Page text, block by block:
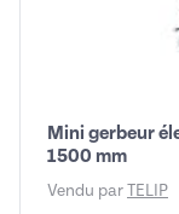
Mini gerbeur
1500 mm
Vendu par TELIP